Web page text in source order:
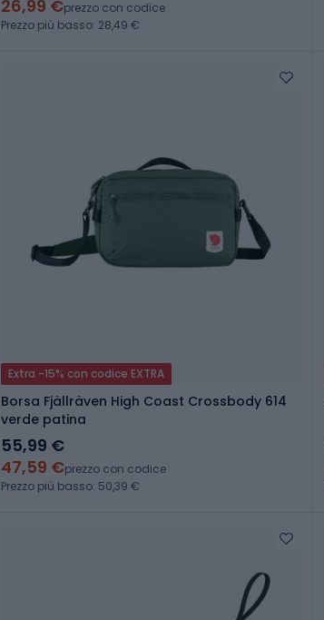
26,99 €prezzo con codice
Prezzo più basso: 28,49 €
Extra -15% con codice EXTRA
Borsa Fjällräven High Coast Crossbody 614
verde patina
55,99 €
47,59 €prezzo con codice
Prezzo più basso: 50,39 €